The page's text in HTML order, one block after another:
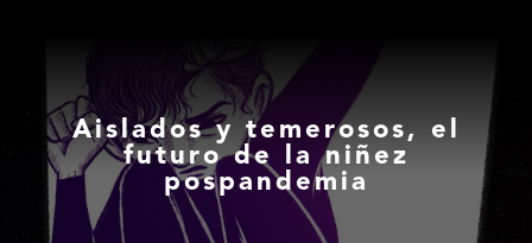
Aislados y temerosos, el
futuro de la niñez
pospandemia